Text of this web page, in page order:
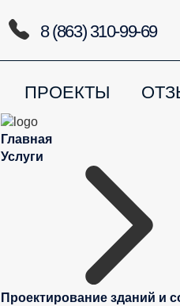
8 (863) 310-99-69
ПРОЕКТЫ
Главная
Услуги
Проектирование зданий и